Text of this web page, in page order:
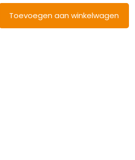
Toevoegen aan winkelwagen